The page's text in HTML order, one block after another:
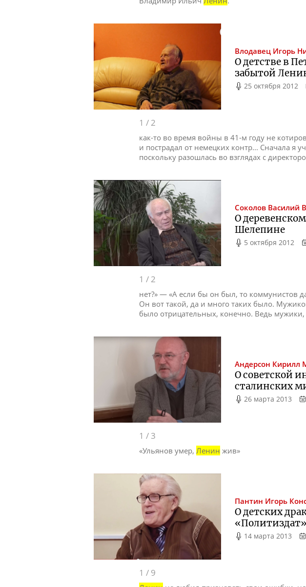
Влодавец Игорь
О детстве в
забытой
25 октября 2012
1 / 2
как-то во время войны в 41-м году не
и пострадал от немецких контр... Сначала я
поскольку разошлась во взглядах с
Соколов Василий
О
Шелепине
5 октября 2012
1 / 2
нет?» — «А если бы он был, то коммунистов
Он вот такой, да и много таких было.
было отрицательных, конечно. Ведь мужики,
Андерсон Кирилл
О советской
сталинских
26 марта 2013
1 / 3
«Ульянов умер, Ленин жив»
Пантин Игорь
О детских
14 марта 2013
1 / 9